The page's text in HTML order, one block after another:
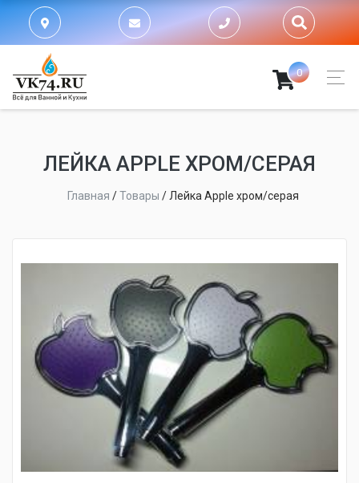
0
ЛЕЙКА APPLE ХРОМ/СЕРАЯ
Главная /Товары / Лейка Apple хром/серая